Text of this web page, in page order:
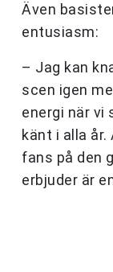
Även
entusiasm:
– Jag kan
scen igen
energi när vi
känt i alla
fans på den
erbjuder är